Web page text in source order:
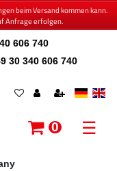
beim Versand kommen kann.
Anfrage erfolgen.
606 740
30 340 606 740
0 ☰